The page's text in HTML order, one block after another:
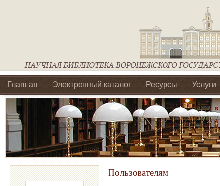
Главная Электронный каталог Ресурсы Услуги
Библиотеки регионального отделения Ассоциации
Пользователям